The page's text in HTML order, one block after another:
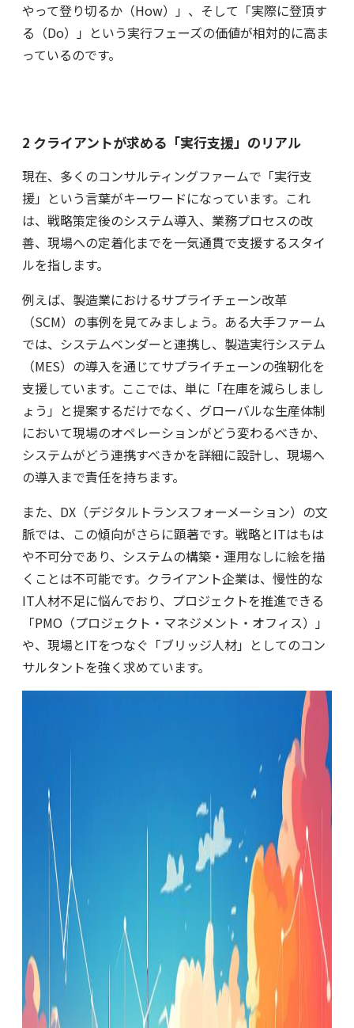
やって登り切るか（How）」、そして「実際に登頂す
る（Do）」という実行フェーズの価値が相対的に高ま
っているのです。
2 クライアントが求める「実行支援」のリアル
現在、多くのコンサルティングファームで「実行支
援」という言葉がキーワードになっています。これ
は、戦略策定後のシステム導入、業務プロセスの改
善、現場への定着化までを一気通貫で支援するスタイ
ルを指します。
例えば、製造業におけるサプライチェーン改革
（SCM）の事例を見てみましょう。ある大手ファーム
では、システムベンダーと連携し、製造実行システム
（MES）の導入を通じてサプライチェーンの強靭化を
支援しています。ここでは、単に「在庫を減らしまし
ょう」と提案するだけでなく、グローバルな生産体制
において現場のオペレーションがどう変わるべきか、
システムがどう連携すべきかを詳細に設計し、現場へ
の導入まで責任を持ちます。
また、DX（デジタルトランスフォーメーション）の文
脈では、この傾向がさらに顕著です。戦略とITはもは
や不可分であり、システムの構築・運用なしに絵を描
くことは不可能です。クライアント企業は、慢性的な
IT人材不足に悩んでおり、プロジェクトを推進できる
「PMO（プロジェクト・マネジメント・オフィス）」
や、現場とITをつなぐ「ブリッジ人材」としてのコン
サルタントを強く求めています。